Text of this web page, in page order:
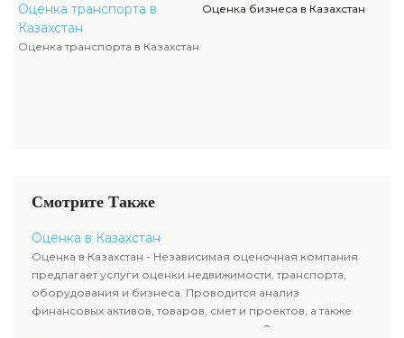
Оценка транспорта в
Казахстан
Оценка транспорта в Казахстан
Оценка бизнеса в Казахстан
Смотрите Также
Оценка в Казахстан
Оценка в Казахстан - Независимая оценочная компания
предлагает услуги оценки недвижимости, транспорта,
оборудования и бизнеса. Проводится анализ
финансовых активов, товаров, смет и проектов, а также
оценка животных и недропользования. Эксперты